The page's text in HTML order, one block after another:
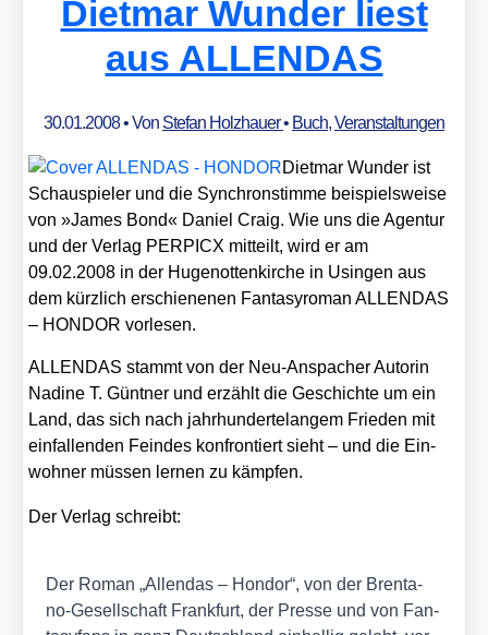
Dietmar Wunder liest
aus ALLENDAS
30.01.2008• Von Stefan Holzhauer• Buch,Veranstaltungen
Diet­mar Wun­der ist
Schau­spie­ler und die Syn­chron­stim­me bei­spiels­wei­se
von »James Bond« Dani­el Craig. Wie uns die Agen­tur
und der Ver­lag PERPICX mit­teilt, wird er am
09.02.2008 in der Huge­not­ten­kir­che in Usin­gen aus
dem kürz­lich erschie­ne­nen Fan­ta­sy­ro­man ALLENDAS
– HONDOR vor­le­sen.
ALLENDAS stammt von der Neu-Anspa­cher Autorin
Nadi­ne T. Günt­ner und erzählt die Geschich­te um ein
Land, das sich nach jahr­hun­der­te­lan­gem Frie­den mit
ein­fal­len­den Fein­des kon­fron­tiert sieht – und die Ein­
woh­ner müs­sen ler­nen zu kämp­fen.
Der Ver­lag schreibt:
Der Roman „Allen­das – Hon­dor“, von der Bren­ta­
no-Gesell­schaft Frank­furt, der Pres­se und von Fan­